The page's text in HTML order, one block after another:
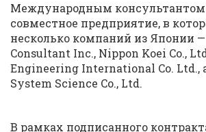
Международным
совместное предприятие, в
несколько компаний из Японии
Consultant Inc., Nippon Koei Co.,
Engineering International Co. Ltd.,
System Science Co., Ltd.
В рамках подписанного